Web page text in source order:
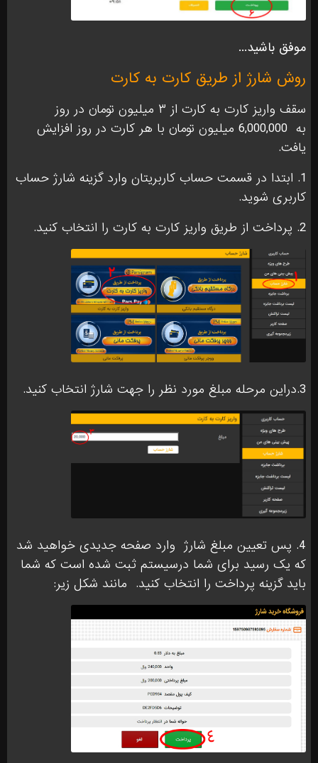
موفق باشید...
روش شارژ از طریق کارت به کارت
سقف واریز کارت به کارت از ۳ میلیون تومان در روز
به
6,000,000 میلیون تومان با هر کارت در روز افزایش
یافت.
1. ابتدا در قسمت حساب کاربریتان وارد گزینه شارژ حساب
کاربری شوید.
2. پرداخت از طریق واریز کارت به کارت را انتخاب کنید.
3.دراین مرحله مبلغ مورد نظر را جهت شارژ انتخاب کنید.
4. پس تعیین مبلغ شارژ
وارد صفحه جدیدی خواهید شد
که یک رسید برای شما درسیستم ثبت شده است که شما
باید گزینه پرداخت را انتخاب کنید. مانند شکل زیر: